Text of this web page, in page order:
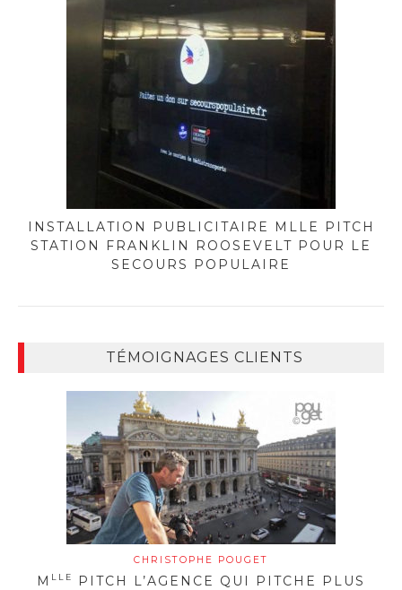
INSTALLATION PUBLICITAIRE MLLE PITCH
STATION FRANKLIN ROOSEVELT POUR LE
SECOURS POPULAIRE
TÉMOIGNAGES CLIENTS
CHRISTOPHE POUGET
M LLE
PITCH L’AGENCE QUI PITCHE PLUS